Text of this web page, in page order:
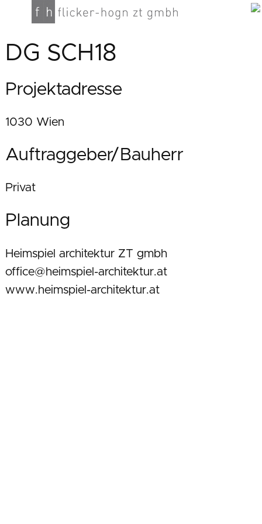
DG SCH18
Projektadresse
1030 Wien
Auftraggeber/Bauherr
Privat
Planung
Heimspiel architektur ZT gmbh
office@heimspiel-architektur.at
www.heimspiel-architektur.at